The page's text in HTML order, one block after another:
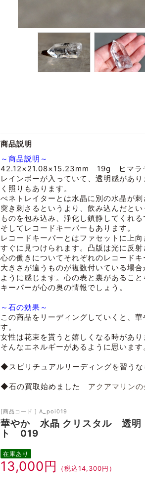
商品説明
～商品説明～
42.12×21.08×15.23mm 19g ヒマラ
レインボーが入っていて、透明感があ
く照りもあります。
ぺネトレイターとは水晶に別の水晶が
突き刺さるというより、飲み込んだと
ものを包み込み、浄化し鎮静してくれる
そしてレコードキーパーもあります。
レコードキーパーとはファセットに上
すぐに見つけられます。凸版は光に反
心の働きについてそれぞれのレコード
大きさが違うものが複数付いている場
ように感じます。心の表と裏があるこ
キーパーが心の奥の情報でしょう。
～石の効果～
この商品をリーディングしていくと、
す。
女性は花束を貰うと嬉しくなる時があ
そんなエネルギーがあるように思います
◆スピリチュアルリーディングを習うな
◆石の買取始めました アクアマリン
[商品コード ] A_poi019
華やか 水晶 クリスタル 透
ト 019
在庫あり
13,000円 （税込14,300円）